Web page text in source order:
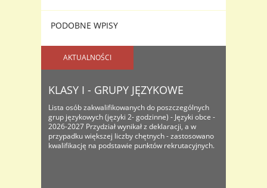
PODOBNE WPISY
AKTUALNOŚCI
KLASY I - GRUPY JĘZYKOWE
Lista osób zakwalifikowanych do poszczególnych
grup językowych (języki 2- godzinne) - Języki obce -
2026-2027 Przydział wynikał z deklaracji, a w
przypadku większej liczby chętnych - zastosowano
kwalifikację na podstawie punktów rekrutacyjnych.